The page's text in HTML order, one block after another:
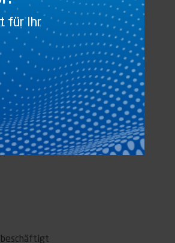
beschäftigt
für Ihr